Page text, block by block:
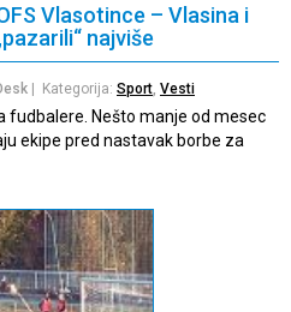
Vlasotince – Vlasina i
najviše
| Kategorija: Sport, Vesti
fudbalere. Nešto manje od mesec
ekipe pred nastavak borbe za